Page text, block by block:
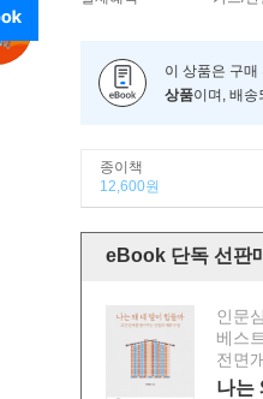
이 상품은 구매
상품이며, 배송
종이책
12,600원
eBook 단독 선판
인문
베스
전면
나는